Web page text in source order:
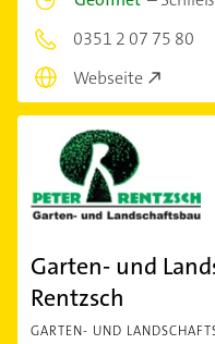
0351 2 07 75 80
Webseite
Garten- und
Rentzsch
GARTEN- UND